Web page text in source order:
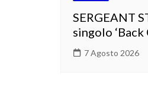
SERGEANT
singolo ‘Back
7 Agosto 2026